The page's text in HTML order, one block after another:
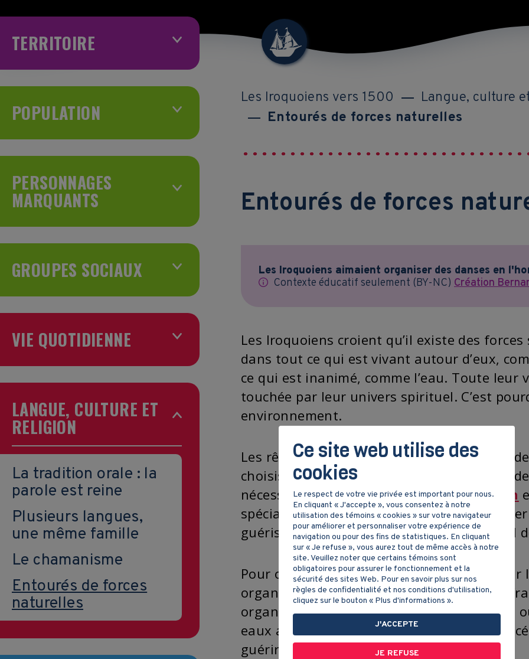
TERRITOIRE
POPULATION
PERSONNAGES
MARQUANTS
GROUPES SOCIAUX
VIE QUOTIDIENNE
LANGUE, CULTURE ET
RELIGION
La tradition orale : la
parole est reine
Plusieurs langues,
une même famille
Le chamanisme
Entourés de forces
naturelles
Les Iroquoiens vers 1500
Langue, culture
Entourés de forces naturelles
Entourés de forces
Les Iroquoiens aimaient organiser des danses en
Contexte éducatif seulement (BY-NC) Création
Les Iroquoiens croient qu’il existe des
dans tout ce qui est vivant autour d’eux,
ce qui est inanimé, comme l’eau. Toute
touchée par leur univers spirituel. C’est
environnement.
Les rêves ont pour les Iroquoiens une
choisissent les esprits pour s’exprimer.
nécessaire pour les interpréter. Lechaman
spéciaux qui lui permettent de
guérisseur qui connaît le pouvoir médicinal
Pour obtenir les faveurs des esprits ou pour
organisent des festins, des danses, des
organiser des danses en l’honneur du maïs
eaux agitées par la tempête ou encore,
guérir un malade.
Ce site web utilise des
cookies
Le respect de votre vie privée est important pour nous.
En cliquant « J'accepte », vous consentez à notre
utilisation des témoins « cookies » sur votre navigateur
pour améliorer et personnaliser votre expérience de
navigation ou pour des fins de statistiques. En cliquant
sur « Je refuse », vous aurez tout de même accès à notre
site. Veuillez noter que certains témoins sont
obligatoires pour assurer le fonctionnement et la
sécurité des sites Web. Pour en savoir plus sur nos
règles de confidentialité et nos conditions d'utilisation,
cliquez sur le bouton « Plus d'informations ».
J'ACCEPTE
JE REFUSE